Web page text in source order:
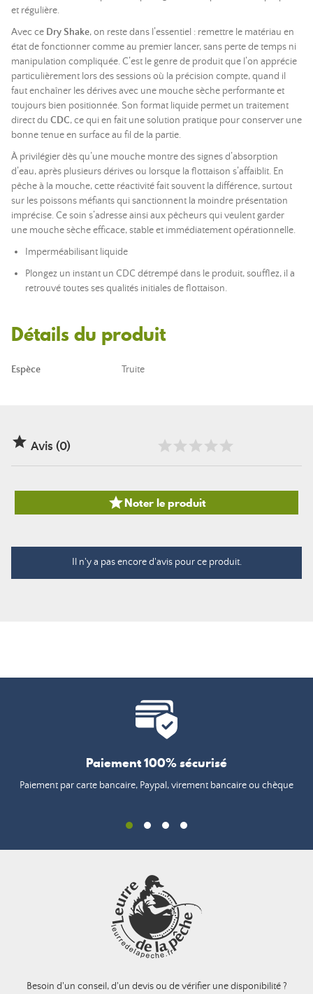
et régulière.
Avec ce Dry Shake, on reste dans l’essentiel : remettre le matériau en
état de fonctionner comme au premier lancer, sans perte de temps ni
manipulation compliquée. C’est le genre de produit que l’on apprécie
particulièrement lors des sessions où la précision compte, quand il
faut enchaîner les dérives avec une mouche sèche performante et
toujours bien positionnée. Son format liquide permet un traitement
direct du CDC, ce qui en fait une solution pratique pour conserver une
bonne tenue en surface au fil de la partie.
À privilégier dès qu’une mouche montre des signes d’absorption
d’eau, après plusieurs dérives ou lorsque la flottaison s’affaiblit. En
pêche à la mouche, cette réactivité fait souvent la différence, surtout
sur les poissons méfiants qui sanctionnent la moindre présentation
imprécise. Ce soin s’adresse ainsi aux pêcheurs qui veulent garder
une mouche sèche efficace, stable et immédiatement opérationnelle.
Imperméabilisant liquide
Plongez un instant un CDC détrempé dans le produit, soufflez, il a
retrouvé toutes ses qualités initiales de flottaison.
Détails du produit
Espèce Truite
 Avis (0)
Noter le produit
Il n'y a pas encore d'avis pour ce produit.
Paiement 100% sécurisé
Paiement par carte bancaire, Paypal, virement bancaire ou chèque
Besoin d'un conseil, d'un devis ou de vérifier une disponibilité ?